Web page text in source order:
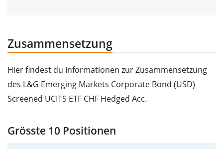
Zusammensetzung
Hier findest du Informationen zur Zusammensetzung
des L&G Emerging Markets Corporate Bond (USD)
Screened UCITS ETF CHF Hedged Acc.
Grösste 10 Positionen